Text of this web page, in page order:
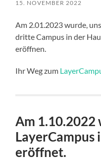
15. NOVEMBER 2022
Am 2.01.2023 wurde,
dritte Campus in der
eröffnen.
Ihr Weg zum
Am 1.10.2022
LayerCampus
eröffnet.